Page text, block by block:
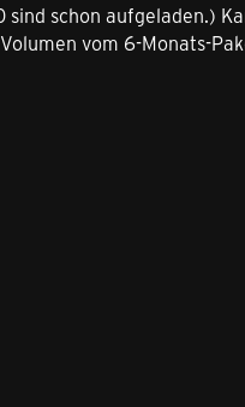
schon aufgeladen.)
vom 6-Monats-